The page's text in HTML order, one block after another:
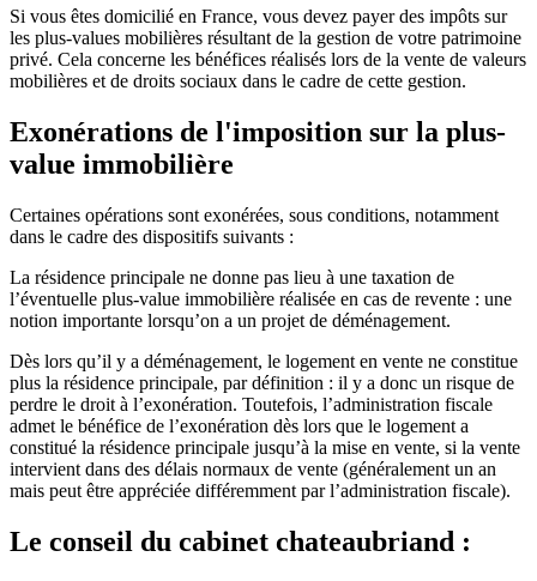
Si vous êtes domicilié en France, vous devez payer des impôts sur
les plus-values mobilières résultant de la gestion de votre patrimoine
privé. Cela concerne les bénéfices réalisés lors de la vente de valeurs
mobilières et de droits sociaux dans le cadre de cette gestion.
Exonérations de l'imposition sur la plus-
value immobilière
Certaines opérations sont exonérées, sous conditions, notamment
dans le cadre des dispositifs suivants :
La résidence principale ne donne pas lieu à une taxation de
l’éventuelle plus-value immobilière réalisée en cas de revente : une
notion importante lorsqu’on a un projet de déménagement.
Dès lors qu’il y a déménagement, le logement en vente ne constitue
plus la résidence principale, par définition : il y a donc un risque de
perdre le droit à l’exonération. Toutefois, l’administration fiscale
admet le bénéfice de l’exonération dès lors que le logement a
constitué la résidence principale jusqu’à la mise en vente, si la vente
intervient dans des délais normaux de vente (généralement un an
mais peut être appréciée différemment par l’administration fiscale).
Le conseil du cabinet chateaubriand :